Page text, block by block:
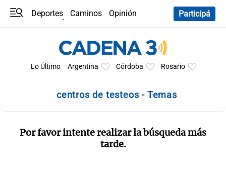
Deportes Caminos
Opinión
Participá
Lo Último Argentina Córdoba Rosario
centros de testeos - Temas
Por favor intente realizar la búsqueda más
tarde.